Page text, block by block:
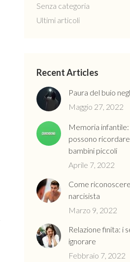
Senza categoria
Ultimi articoli
Recent Articles
Paura del buio
Maggio 27, 2022
Memoria infantile:
possono
bambini piccoli
Aprile 7, 2022
Come
narcisista
Marzo 9, 2022
Relazione finita: i
ignorare
Febbraio 7, 2022